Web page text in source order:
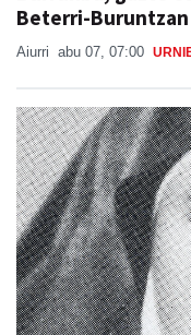
Beterri-Buruntzan
Aiurri abu 07, 07:00